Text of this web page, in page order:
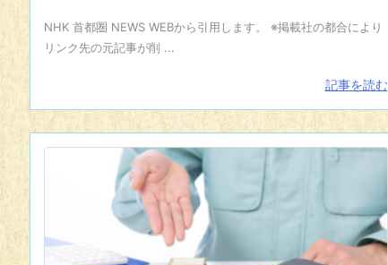
NHK 首都圏 NEWS WEBから引用します。 ※掲載社の都合により
リンク先の元記事が削 ...
記事を読む